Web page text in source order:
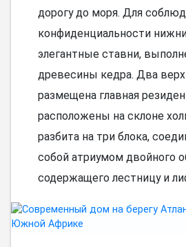
дорогу до моря. Для
конфиденциальности
элегантные ставни,
древесины кедра. Два
размещена главная
расположены на склоне
разбита на три блока,
собой атриумом двойного
содержащего лестницу и